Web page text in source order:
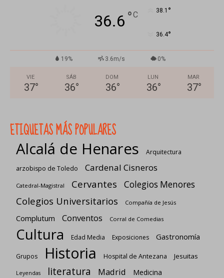
36.6 °C 38.1 °
36.4°
19% 3.6m/s 0%
VIE
37°
SÁB
36°
DOM
36°
LUN
36°
MAR
37°
ETIQUETAS MÁS POPULARES
Alcalá de Henares
Arquitectura
arzobispo de Toledo
Cardenal Cisneros
Catedral-Magistral Cervantes Colegios Menores
Colegios Universitarios Compañía de Jesús
Complutum Conventos Corral de Comedias
Cultura Edad Media Exposiciones Gastronomía
Grupos Historia Hospital de Antezana Jesuitas
Leyendas literatura Madrid Medicina